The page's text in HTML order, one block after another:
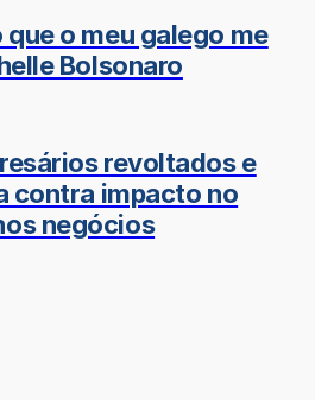
que o meu galego me
Bolsonaro
revoltados e
contra impacto no
negócios